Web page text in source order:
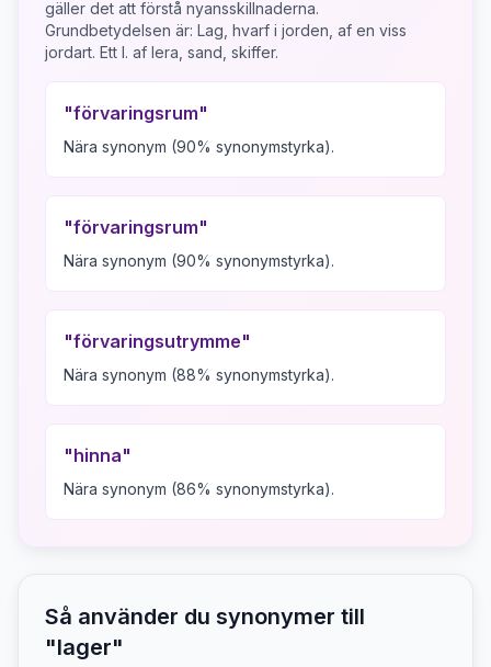
gäller det att förstå nyansskillnaderna.
Grundbetydelsen är: Lag, hvarf i jorden, af en viss
jordart. Ett l. af lera, sand, skiffer.
"förvaringsrum"
Nära synonym (90% synonymstyrka).
"förvaringsrum"
Nära synonym (90% synonymstyrka).
"förvaringsutrymme"
Nära synonym (88% synonymstyrka).
"hinna"
Nära synonym (86% synonymstyrka).
Så använder du synonymer till
"lager"